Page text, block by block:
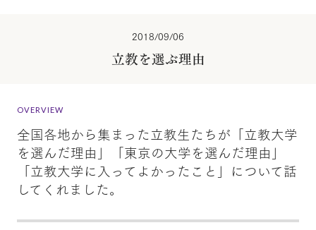
2018/09/06
立教を選ぶ理由
OVERVIEW
全国各地から集まった立教生たちが「立教大学
を選んだ理由」「東京の大学を選んだ理由」
「立教大学に入ってよかったこと」について話
してくれました。